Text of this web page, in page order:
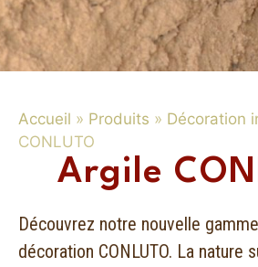
Accueil » Produits » Décoration
CONLUTO
Argile
Découvrez notre nouvelle
décoration CONLUTO. La nature